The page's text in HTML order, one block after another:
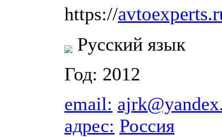
https://
Русский язык
Год: 2012
email:
адрес: Россия